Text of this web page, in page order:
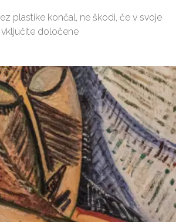
plastike končal, ne škodi, če v svoje
vključite določene